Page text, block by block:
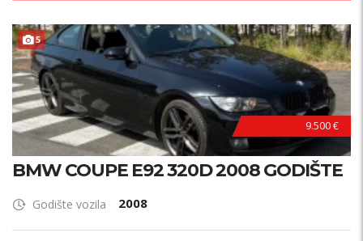
5 B
E
Z
U
L
A
G
A
N
J
A
!
9.500 €
BMW COUPE E92 320D 2008 GODIŠTE
Godište vozila 2008